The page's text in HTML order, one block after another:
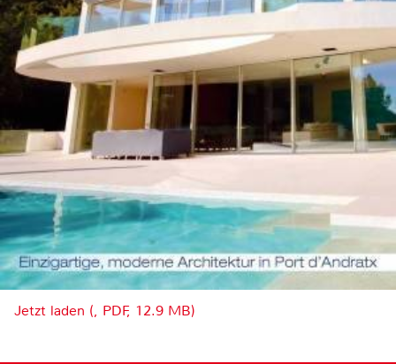
Jetzt laden (, PDF, 12.9 MB)